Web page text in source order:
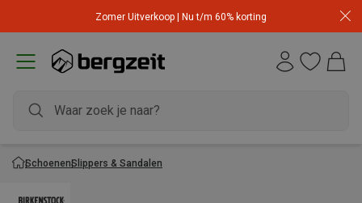
Zomer Uitverkoop | Nu t/m 60% korting
SchoenenSlippers & Sandalen